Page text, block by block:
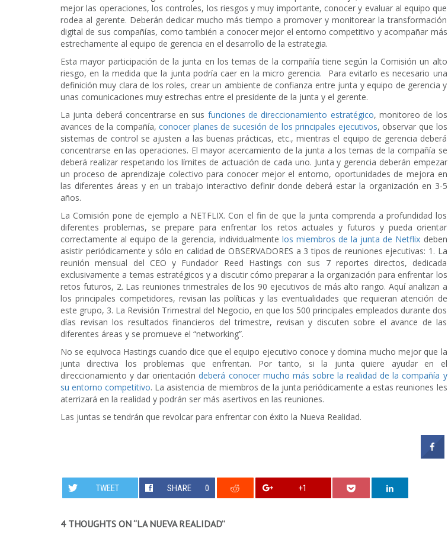
mejor las operaciones, los controles, los riesgos y muy importante, conocer y evaluar al equipo que
rodea al gerente. Deberán dedicar mucho más tiempo a promover y monitorear la transformación
digital de sus compañías, como también a conocer mejor el entorno competitivo y acompañar más
estrechamente al equipo de gerencia en el desarrollo de la estrategia.
Esta mayor participación de la junta en los temas de la compañía tiene según la Comisión un alto
riesgo, en la medida que la junta podría caer en la micro gerencia. Para evitarlo es necesario una
definición muy clara de los roles, crear un ambiente de confianza entre junta y equipo de gerencia y
unas comunicaciones muy estrechas entre el presidente de la junta y el gerente.
La junta deberá concentrarse en sus funciones de direccionamiento estratégico, monitoreo de los
avances de la compañía,conocer planes de sucesión de los principales ejecutivos, observar que los
sistemas de control se ajusten a las buenas prácticas, etc., mientras el equipo de gerencia deberá
concentrarse en las operaciones. El mayor acercamiento de la junta a los temas de la compañía se
deberá realizar respetando los límites de actuación de cada uno. Junta y gerencia deberán empezar
un proceso de aprendizaje colectivo para conocer mejor el entorno, oportunidades de mejora en
las diferentes áreas y en un trabajo interactivo definir donde deberá estar la organización en 3-5
años.
La Comisión pone de ejemplo a NETFLIX. Con el fin de que la junta comprenda a profundidad los
diferentes problemas, se prepare para enfrentar los retos actuales y futuros y pueda orientar
correctamente al equipo de la gerencia, individualmente los miembros de la junta de Netflix deben
asistir periódicamente y sólo en calidad de OBSERVADORES a 3 tipos de reuniones ejecutivas: 1. La
reunión mensual del CEO y Fundador Reed Hastings con sus 7 reportes directos, dedicada
exclusivamente a temas estratégicos y a discutir cómo preparar a la organización para enfrentar los
retos futuros, 2. Las reuniones trimestrales de los 90 ejecutivos de más alto rango. Aquí analizan a
los principales competidores, revisan las políticas y las eventualidades que requieran atención de
este grupo, 3. La Revisión Trimestral del Negocio, en que los 500 principales empleados durante dos
días revisan los resultados financieros del trimestre, revisan y discuten sobre el avance de las
diferentes áreas y se promueve el “networking”.
No se equivoca Hastings cuando dice que el equipo ejecutivo conoce y domina mucho mejor que la
junta directiva los problemas que enfrentan. Por tanto, si la junta quiere ayudar en el
direccionamiento y dar orientacióndeberá conocer mucho más sobre la realidad de la compañía y
su entorno competitivo. La asistencia de miembros de la junta periódicamente a estas reuniones les
aterrizará en la realidad y podrán ser más asertivos en las reuniones.
Las juntas se tendrán que revolcar para enfrentar con éxito la Nueva Realidad.
TWEET SHARE 0 +1
4 THOUGHTS ON “LA NUEVA REALIDAD”